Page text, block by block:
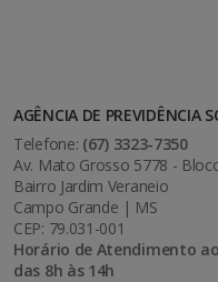
AGÊNCIA DE PREVIDÊNCIA
Telefone: (67) 3323-7350
Av. Mato Grosso 5778 -
Bairro Jardim Veraneio
Campo Grande | MS
CEP: 79.031-001
Horário de Atendimento
das 8h às 14h